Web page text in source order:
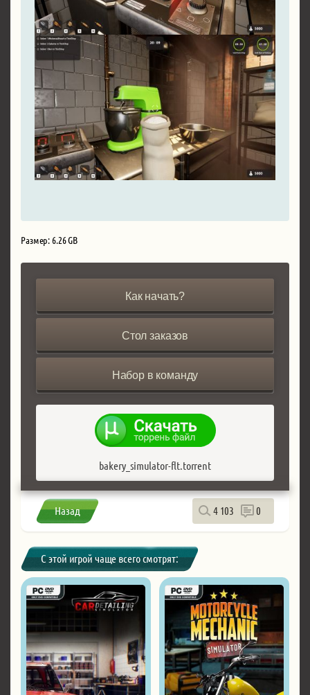
Размер: 6.26 GB
Как начать?
Стол заказов
Набор в команду
bakery_simulator-flt.torrent
Назад 4 103 0
С этой игрой чаще всего смотрят: